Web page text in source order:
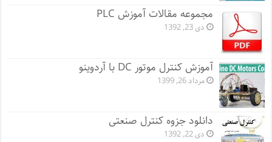
مجموعه مقالات آموزش PLC
دی 23, 1392
آموزش کنترل موتور DC با آردوینو
مرداد 26, 1399
دانلود جزوه کنترل صنعتی
دی 22, 1392